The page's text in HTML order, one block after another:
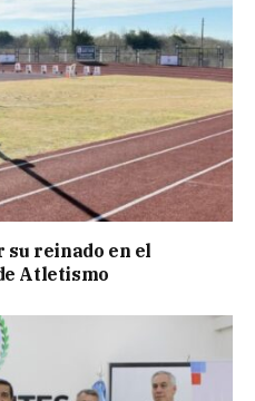
su reinado en el
Atletismo